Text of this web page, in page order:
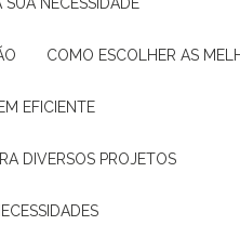
COMO ESCOLHER AS
EFICIENTE
DIVERSOS PROJETOS